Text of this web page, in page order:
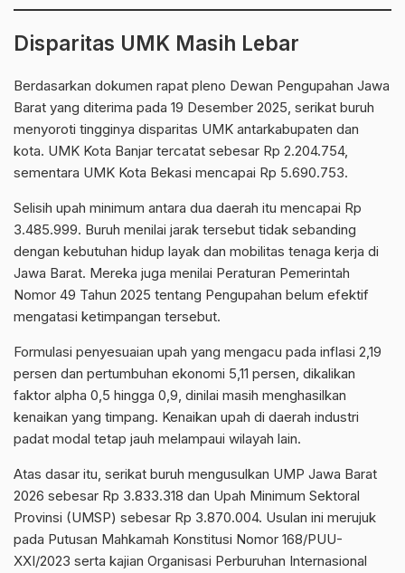
Disparitas UMK Masih Lebar
Berdasarkan dokumen rapat pleno Dewan Pengupahan Jawa
Barat yang diterima pada 19 Desember 2025, serikat buruh
menyoroti tingginya disparitas UMK antarkabupaten dan
kota. UMK Kota Banjar tercatat sebesar Rp 2.204.754,
sementara UMK Kota Bekasi mencapai Rp 5.690.753.
Selisih upah minimum antara dua daerah itu mencapai Rp
3.485.999. Buruh menilai jarak tersebut tidak sebanding
dengan kebutuhan hidup layak dan mobilitas tenaga kerja di
Jawa Barat. Mereka juga menilai Peraturan Pemerintah
Nomor 49 Tahun 2025 tentang Pengupahan belum efektif
mengatasi ketimpangan tersebut.
Formulasi penyesuaian upah yang mengacu pada inflasi 2,19
persen dan pertumbuhan ekonomi 5,11 persen, dikalikan
faktor alpha 0,5 hingga 0,9, dinilai masih menghasilkan
kenaikan yang timpang. Kenaikan upah di daerah industri
padat modal tetap jauh melampaui wilayah lain.
Atas dasar itu, serikat buruh mengusulkan UMP Jawa Barat
2026 sebesar Rp 3.833.318 dan Upah Minimum Sektoral
Provinsi (UMSP) sebesar Rp 3.870.004. Usulan ini merujuk
pada Putusan Mahkamah Konstitusi Nomor 168/PUU-
XXI/2023 serta kajian Organisasi Perburuhan Internasional